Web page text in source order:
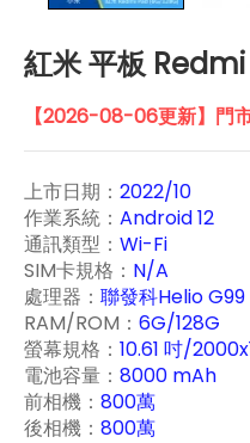
紅米 平板
【2026-08-06更新】門
上市日期： 2022/10
作業系統： Android 12
通訊類型： Wi-Fi
SIM卡規格： N/A
處理器： 聯發科Helio G99
RAM/ROM： 6G/128G
螢幕規格： 10.61 吋/
電池容量： 8000 mAh
前相機： 800萬
後相機： 800萬